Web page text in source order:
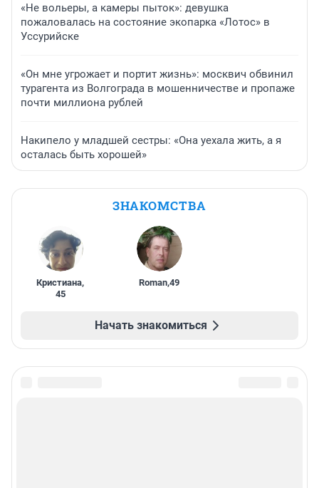
«Не вольеры, а камеры пыток»: девушка
пожаловалась на состояние экопарка «Лотос» в
Уссурийске
«Он мне угрожает и портит жизнь»: москвич обвинил
турагента из Волгограда в мошенничестве и пропаже
почти миллиона рублей
Накипело у младшей сестры: «Она уехала жить, а я
осталась быть хорошей»
ЗНАКОМСТВА
Кристиана,
45
Roman,49
Начать знакомиться